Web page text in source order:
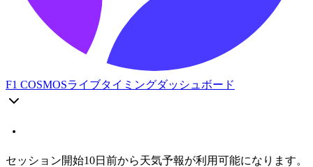
F1 COSMOSライブタイミングダッシュボード
セッション開始10日前から天気予報が利用可能になります。